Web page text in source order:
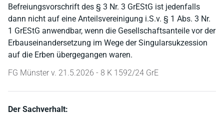
Befreiungsvorschrift des § 3 Nr. 3 GrEStG ist jedenfalls
dann nicht auf eine Anteilsvereinigung i.S.v. § 1 Abs. 3 Nr.
1 GrEStG anwendbar, wenn die Gesellschaftsanteile vor der
Erbauseinandersetzung im Wege der Singularsukzession
auf die Erben übergegangen waren.
FG Münster v. 21.5.2026 - 8 K 1592/24 GrE
Der Sachverhalt: